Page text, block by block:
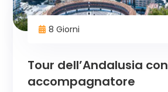
8 Giorni
Tour dell’Andalusia con
accompagnatore